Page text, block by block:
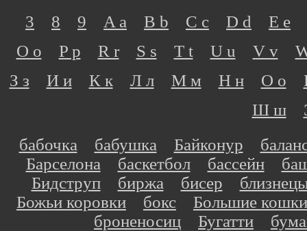
3 8 9 A a B b C c D d
E e
O o
P p R r S s T t U u V v
З з
И и К к Л л М м Н н О о
Ш ш
бабочка
бабушка Байконур
Барселона
баскетбол бассейн
Бидструп
биржа бисер
Божьи коровки
бокс
Большие кошки
броненосиц
Бугатти